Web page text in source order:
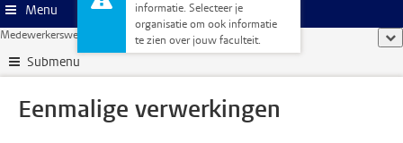
informatie. Selecteer je
organisatie om ook informatie
te zien over jouw faculteit.
Menu
Medewerkerswebsite Eenmalige verwerkingen
Submenu
Eenmalige verwerkingen